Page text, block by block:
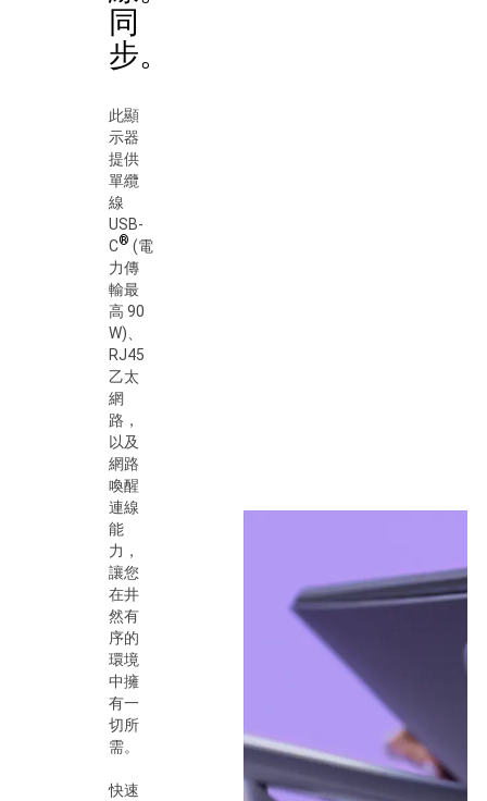
同
步。
此顯
示器
提供
單纜
線
USB-
C® (電
力傳
輸最
高 90
W)、
RJ45
乙太
網
路，
以及
網路
喚醒
連線
能
力，
讓您
在井
然有
序的
環境
中擁
有一
切所
需。
快速